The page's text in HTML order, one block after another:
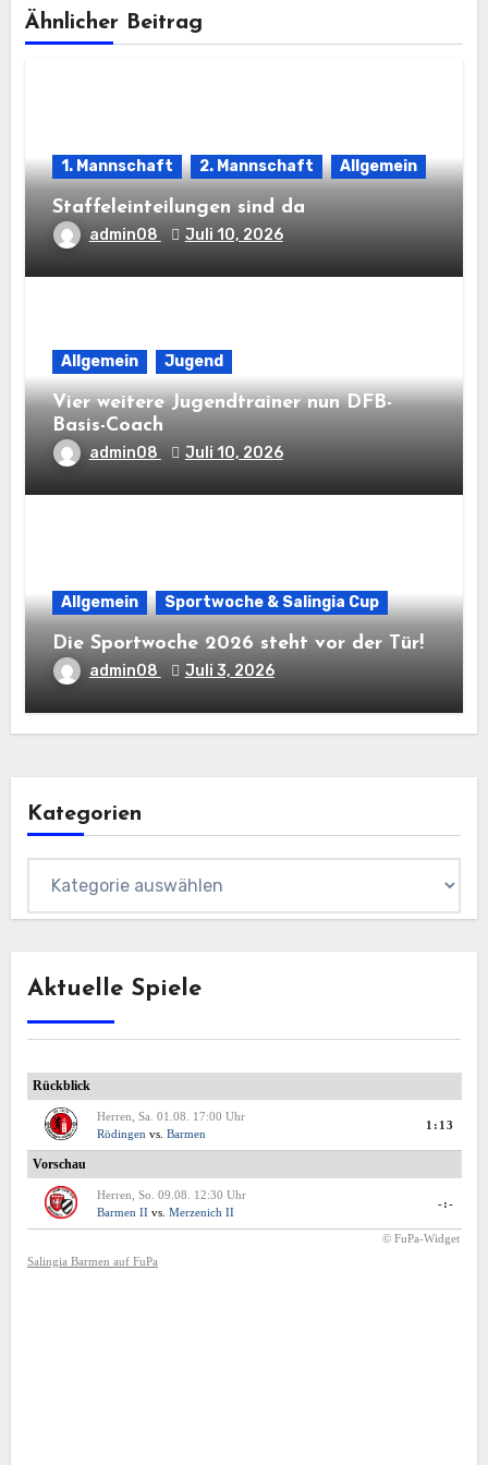
Ähnlicher Beitrag
1. Mannschaft 2. Mannschaft Allgemein
Staffeleinteilungen sind da
admin08 Juli 10, 2026
Allgemein Jugend
Vier weitere Jugendtrainer nun DFB-
Basis-Coach
admin08 Juli 10, 2026
Allgemein Sportwoche & Salingia Cup
Die Sportwoche 2026 steht vor der Tür!
admin08 Juli 3, 2026
Kategorien
Aktuelle Spiele